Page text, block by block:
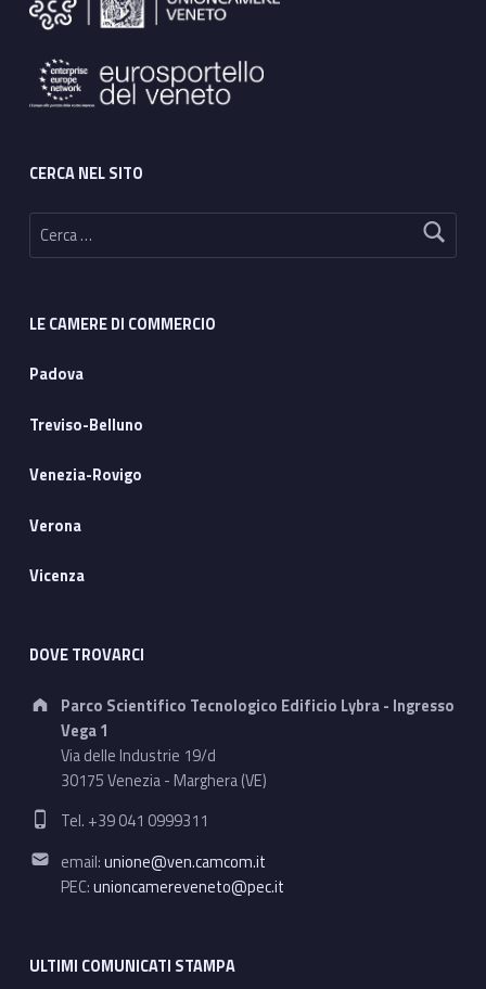
CERCA NEL SITO
Ricerca per:
LE CAMERE DI COMMERCIO
Padova
Treviso-Belluno
Venezia-Rovigo
Verona
Vicenza
DOVE TROVARCI
Address:
Parco Scientifico Tecnologico Edificio Lybra - Ingresso
Vega 1
Via delle Industrie 19/d
30175 Venezia - Marghera (VE)
Phone number:
Tel. +39 041 0999311
Email address:
email:unione@ven.camcom.it
PEC:unioncamereveneto@pec.it
ULTIMI COMUNICATI STAMPA